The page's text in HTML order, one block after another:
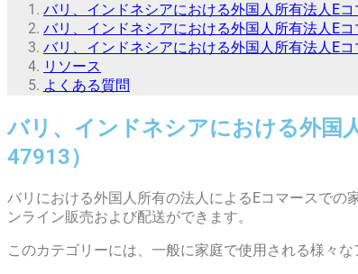
バリ、インドネシアにおける外国人所有法人E
バリ、インドネシアにおける外国人所有法人E
バリ、インドネシアにおける外国人所有法人E
リソース
よくある質問
バリ、インドネシアにおける外国
47913）
バリにおける外国人所有の法人によるEコマースで
ンライン販売および配送ができます。
このカテゴリーには、一般に家庭で使用される様々